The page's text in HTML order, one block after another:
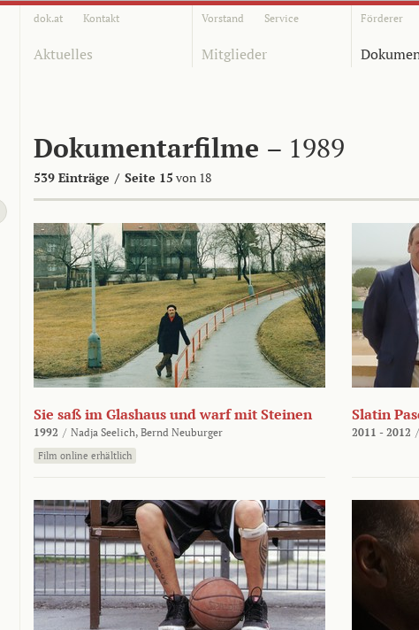
dok.at Kontakt Vorstand Service Förderer
Aktuelles Mitglieder
Dokumentarfilme – 1989
539 Einträge / Seite 15 von 18
Sie saß im Glashaus und warf mit Steinen
1992 / Nadja Seelich, Bernd Neuburger
Film online erhältlich
Slatin
2011 - 2012 /